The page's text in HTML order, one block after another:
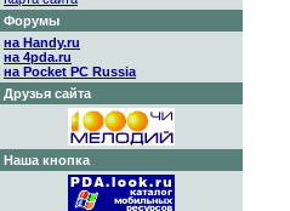
Форумы
на Handy.ru
на 4pda.ru
на Pocket PC Russia
Друзья сайта
Наша кнопка